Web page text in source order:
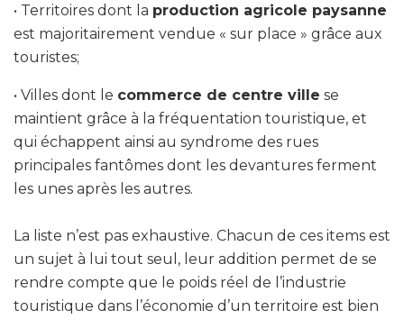
• Territoires dont la production agricole paysanne
est majoritairement vendue « sur place » grâce aux
touristes;
• Villes dont le commerce de centre ville se
maintient grâce à la fréquentation touristique, et
qui échappent ainsi au syndrome des rues
principales fantômes dont les devantures ferment
les unes après les autres.
La liste n’est pas exhaustive. Chacun de ces items est
un sujet à lui tout seul, leur addition permet de se
rendre compte que le poids réel de l’industrie
touristique dans l’économie d’un territoire est bien